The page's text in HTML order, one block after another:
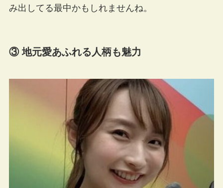
み出してる最中かもしれませんね。
③ 地元愛あふれる人柄も魅力